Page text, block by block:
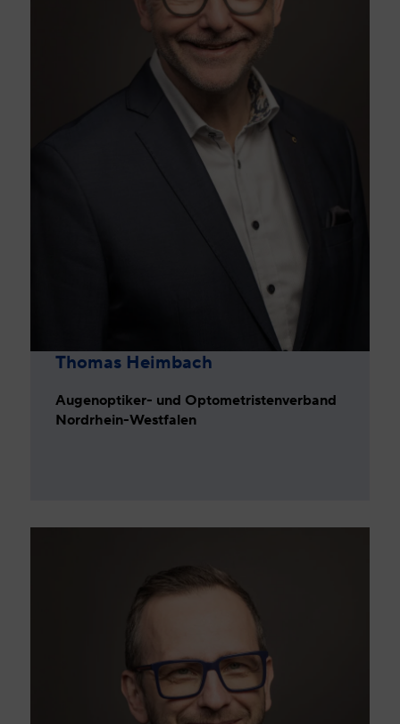
Thomas Heimbach
Augenoptiker- und Optometristenverband
Nordrhein-Westfalen